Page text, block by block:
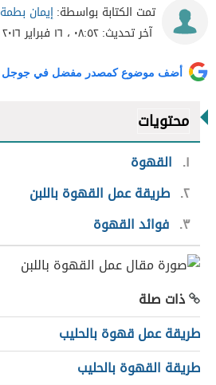
تمت الكتابة بواسطة:إيمان بطمة
آخر تحديث:٠٨:٥٢ ، ١٦ فبراير ٢٠١٦
أضف موضوع كمصدر مفضل في جوجل
محتويات
١
القهوة
٢ طريقة عمل القهوة باللبن
٣ فوائد القهوة
ذات صلة
طريقة عمل قهوة بالحليب
طريقة القهوة بالحليب